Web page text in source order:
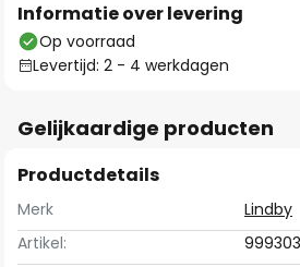
Informatie over levering
Op voorraad
Levertijd: 2 - 4 werkdagen
Gelijkaardige producten
Productdetails
Merk
Lindby
Artikel: